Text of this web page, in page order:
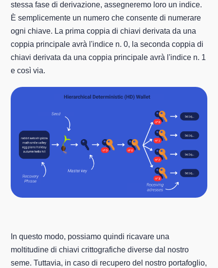
stessa fase di derivazione, assegneremo loro un indice.
È semplicemente un numero che consente di numerare
ogni chiave. La prima coppia di chiavi derivata da una
coppia principale avrà l'indice n. 0, la seconda coppia di
chiavi derivata da una coppia principale avrà l'indice n. 1
e così via.
In questo modo, possiamo quindi ricavare una
moltitudine di chiavi crittografiche diverse dal nostro
seme. Tuttavia, in caso di recupero del nostro portafoglio,